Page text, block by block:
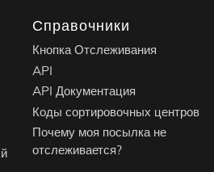
Справочники
Кнопка Отслеживания
API
API Документация
Коды сортировочных центров
Почему моя посылка не
отслеживается?